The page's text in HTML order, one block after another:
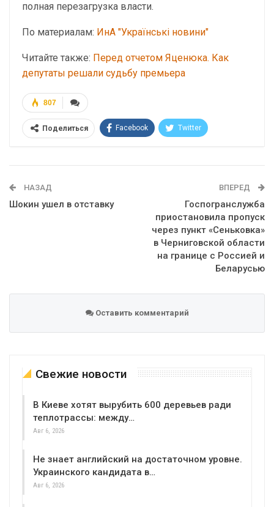
полная перезагрузка власти.
По материалам: ИнА "Українські новини"
Читайте также: Перед отчетом Яценюка. Как
депутаты решали судьбу премьера
807
Поделиться Facebook Twitter
НАЗАД
Шокин ушел в отставку
ВПЕРЕД
Госпогранслужба
приостановила пропуск
через пункт «Сеньковка»
в Черниговской области
на границе с Россией и
Беларусью
Оставить комментарий
Свежие новости
В Киеве хотят вырубить 600 деревьев ради
теплотрассы: между…
Авг 6, 2026
Не знает английский на достаточном уровне.
Украинского кандидата в…
Авг 6, 2026